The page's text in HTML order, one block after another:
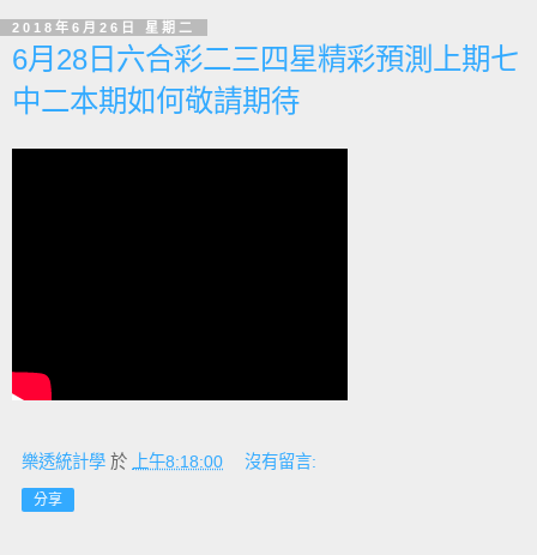
2018年6月26日 星期二
6月28日六合彩二三四星精彩預測上期七
中二本期如何敬請期待
樂透統計學 於 上午8:18:00 沒有留言:
分享